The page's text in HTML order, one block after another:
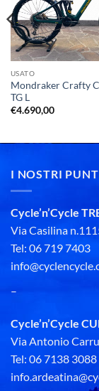
USATO
Mondraker Crafty
TG L
€4.690,00
I NOSTRI
Cycle’n’Cycle
Via Casilina
Tel: 06 719 7403
–
Cycle’n’Cycle
Via Antonio
Tel: 06 7138 3088